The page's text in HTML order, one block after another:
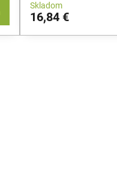
Skladom
16,84 €